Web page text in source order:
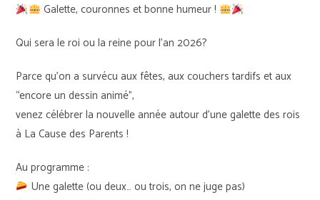
Galette, couronnes et bonne humeur !
Qui sera le roi ou la reine pour l’an 2026?
Parce qu’on a survécu aux fêtes, aux couchers tardifs et aux
“encore un dessin animé”,
venez célébrer la nouvelle année autour d’une galette des rois
à La Cause des Parents !
Au programme :
Une galette (ou deux… ou trois, on ne juge pas)